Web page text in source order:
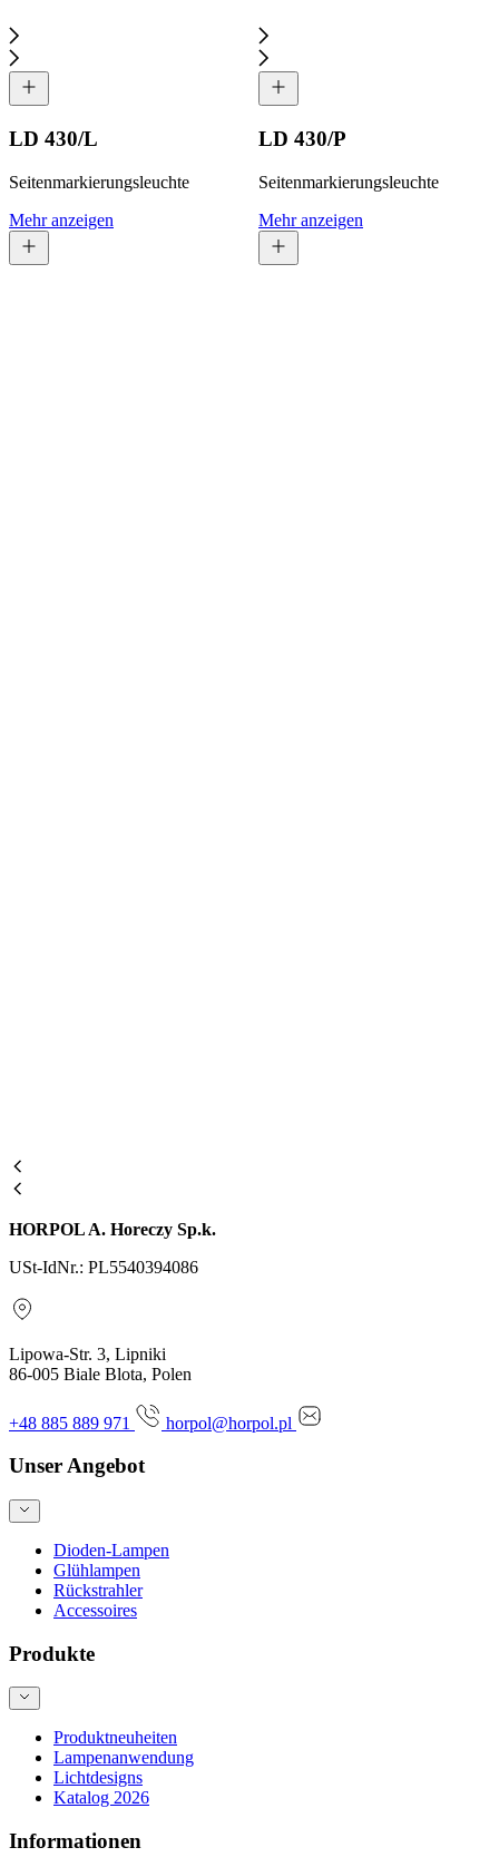
LD 430/L
Seitenmarkierungsleuchte
Mehr anzeigen
LD 430/P
Seitenmarkierungsleuchte
Mehr anzeigen
HORPOL A. Horeczy Sp.k.
USt-IdNr.: PL5540394086
Lipowa-Str. 3, Lipniki
86-005 Biale Blota, Polen
+48 885 889 971 horpol@horpol.pl
Unser Angebot
Dioden-Lampen
Glühlampen
Rückstrahler
Accessoires
Produkte
Produktneuheiten
Lampenanwendung
Lichtdesigns
Katalog 2026
Informationen